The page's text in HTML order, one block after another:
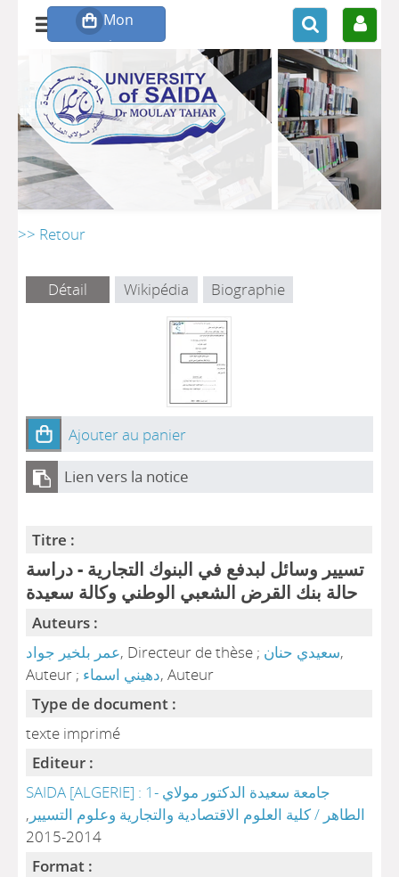
>> Retour
Détail Wikipédia Biographie
Ajouter au panier
Lien vers la notice
Titre :
تسيير وسائل لبدفع في البنوك التجارية - دراسة
حالة بنك القرض الشعبي الوطني وكالة سعيدة
Auteurs :
عمر بلخير جواد, Directeur de thèse ; سعيدي حنان,
Auteur ; دهيني اسماء, Auteur
Type de document :
texte imprimé
Editeur :
SAIDA [ALGERIE] : 1- جامعة سعيدة الدكتور مولاي
الطاهر / كلية العلوم الاقتصادية والتجارية وعلوم التسيير ,
2014-2015
Format :